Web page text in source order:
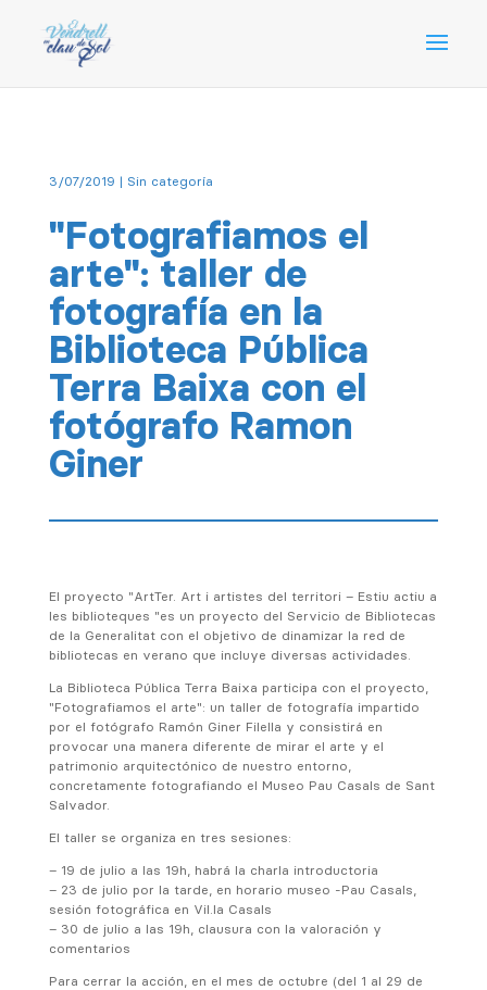
3/07/2019 | Sin categoría
"Fotografiamos el
arte": taller de
fotografía en la
Biblioteca Pública
Terra Baixa con el
fotógrafo Ramon
Giner
El proyecto "ArtTer. Art i artistes del territori – Estiu actiu a
les biblioteques "es un proyecto del Servicio de Bibliotecas
de la Generalitat con el objetivo de dinamizar la red de
bibliotecas en verano que incluye diversas actividades.
La Biblioteca Pública Terra Baixa participa con el proyecto,
"Fotografiamos el arte": un taller de fotografía impartido
por el fotógrafo Ramón Giner Filella y consistirá en
provocar una manera diferente de mirar el arte y el
patrimonio arquitectónico de nuestro entorno,
concretamente fotografiando el Museo Pau Casals de Sant
Salvador.
El taller se organiza en tres sesiones:
– 19 de julio a las 19h, habrá la charla introductoria
– 23 de julio por la tarde, en horario museo -Pau Casals,
sesión fotográfica en Vil.la Casals
– 30 de julio a las 19h, clausura con la valoración y
comentarios
Para cerrar la acción, en el mes de octubre (del 1 al 29 de